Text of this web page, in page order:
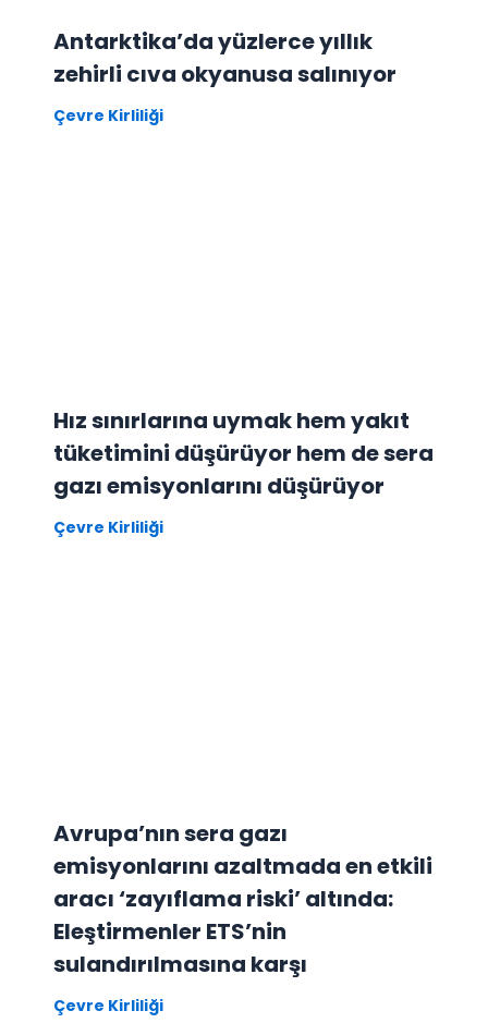
Antarktika’da yüzlerce yıllık
zehirli cıva okyanusa salınıyor
Çevre Kirliliği
Hız sınırlarına uymak hem yakıt
tüketimini düşürüyor hem de sera
gazı emisyonlarını düşürüyor
Çevre Kirliliği
Avrupa’nın sera gazı
emisyonlarını azaltmada en etkili
aracı ‘zayıflama riski’ altında:
Eleştirmenler ETS’nin
sulandırılmasına karşı
Çevre Kirliliği